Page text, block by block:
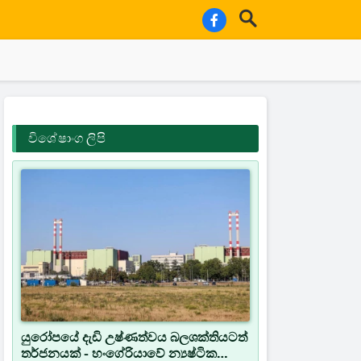
විශේෂාංග ලිපි
යුරෝපයේ දැඩි උෂ්ණත්වය බලශක්තියටත්
තර්ජනයක් - හංගේරියාවේ න්‍යෂ්ටික